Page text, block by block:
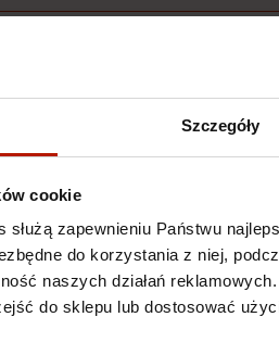
Szczegóły
cookie
służą zapewnieniu Państwu
do korzystania z niej,
naszych działań
do sklepu lub dostosować